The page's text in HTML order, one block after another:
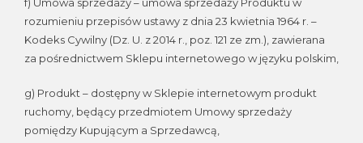
rozumieniu przepisów ustawy z dnia 23 kwietnia 1964 r. –
Kodeks Cywilny (Dz. U. z 2014 r., poz. 121 ze zm.), zawierana
za pośrednictwem Sklepu internetowego w języku polskim,
g) Produkt – dostępny w Sklepie internetowym produkt
ruchomy, będący przedmiotem Umowy sprzedaży
pomiędzy Kupującym a Sprzedawcą,